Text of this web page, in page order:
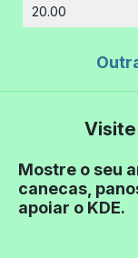
Visite
Mostre o seu
canecas,
apoiar o KDE.